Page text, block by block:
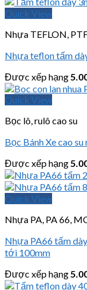
Quick View
Nhựa TEFLON,
Nhựa teflon tấm
Được xếp hạng
Quick View
Bọc lô, rulô cao su
Bọc Bánh Xe cao
Được xếp hạng
Quick View
Nhựa PA, PA 66,
Nhựa PA66 tấm
tới 100mm
Được xếp hạng